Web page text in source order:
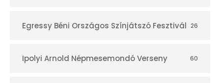
Egressy Béni Országos Színjátszó Fesztivál 26
Ipolyi Arnold Népmesemondó Verseny 60